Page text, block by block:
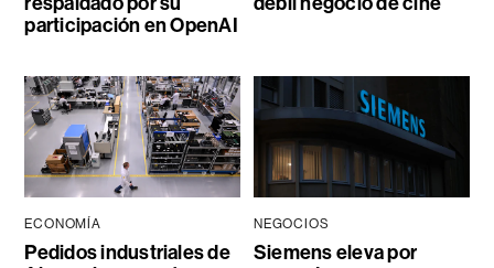
participación en OpenAI
ECONOMÍA
Pedidos industriales de
NEGOCIOS
Siemens eleva por